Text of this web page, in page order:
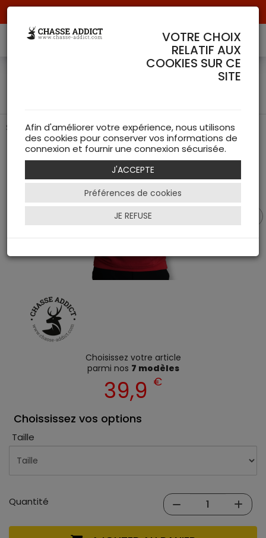
Sweat à Capuche Chasse
Sweat rouge classique intérieur doudou pour passionnés.
Choisissez votre article
parmi nos 7 modèles
39,9 €
Choississez vos options
Taille
Quantité
VOTRE CHOIX
RELATIF AUX
COOKIES SUR CE
SITE
Afin d'améliorer votre expérience, nous utilisons
des cookies pour conserver vos informations de
connexion et fournir une connexion sécurisée.
J'ACCEPTE
Préférences de cookies
JE REFUSE